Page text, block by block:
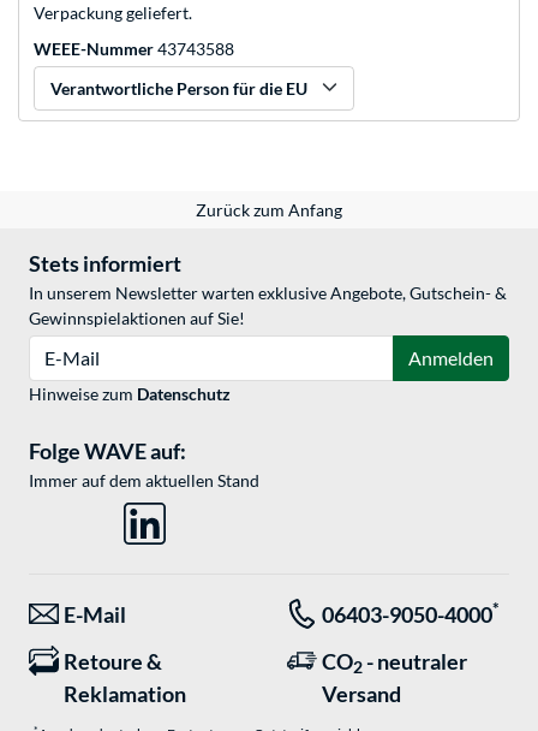
Verpackung geliefert.
WEEE-Nummer43743588
Verantwortliche Person für die EU
Zurück zum Anfang
Stets informiert
In unserem Newsletter warten exklusive Angebote, Gutschein- &
Gewinnspielaktionen auf Sie!
Anmelden
Hinweise zum Datenschutz
Folge WAVE auf:
Immer auf dem aktuellen Stand
E-Mail 06403-9050-4000*
Retoure &
Reklamation
CO2 - neutraler
Versand